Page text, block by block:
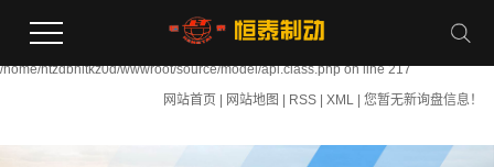
file_put_contents(/home/htzdbhltkz0d/wwwroot/source/cache/license_cache.php):
/home/htzdbhltkz0d/wwwroot/source/model/api.class.php on line 217
网站首页
网站地图 RSS XML 您暂无新询盘信息！